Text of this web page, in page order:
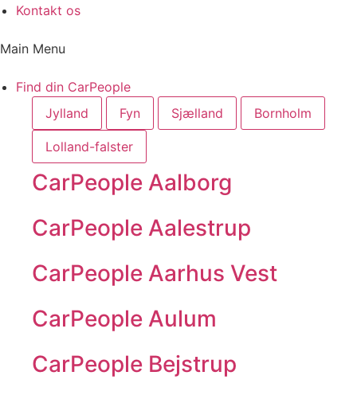
Kontakt os
Main Menu
Find din CarPeople
Jylland
Fyn Sjælland Bornholm
Lolland-falster
CarPeople Aalborg
CarPeople Aalestrup
CarPeople Aarhus Vest
CarPeople Aulum
CarPeople Bejstrup